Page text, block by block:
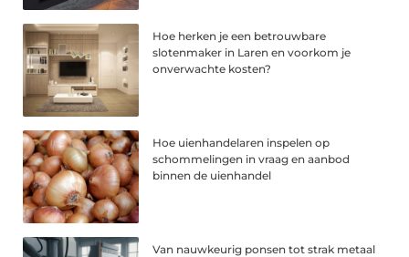
Hoe herken je een betrouwbare
slotenmaker in Laren en voorkom je
onverwachte kosten?
Hoe uienhandelaren inspelen op
schommelingen in vraag en aanbod
binnen de uienhandel
Van nauwkeurig ponsen tot strak metaal